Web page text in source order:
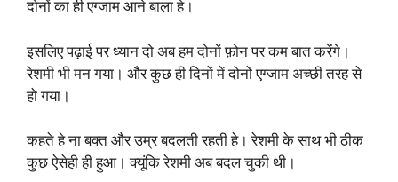
दोनों का ही एग्जाम आने बाला हे।
इसलिए पढ़ाई पर ध्यान दो अब हम दोनों फ़ोन पर कम बात करेंगे।
रेशमी भी मन गया। और कुछ ही दिनों में दोनों एग्जाम अच्छी तरह से
हो गया।
कहते हे ना बक्त और उम्र बदलती रहती हे। रेशमी के साथ भी ठीक
कुछ ऐसेही ही हुआ। क्यूंकि रेशमी अब बदल चुकी थी।